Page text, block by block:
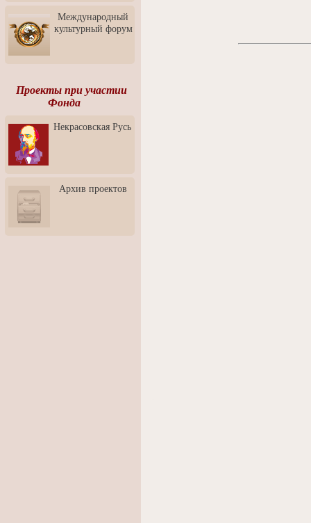
Пресс-конференция к
открытию выставки Зураба
Церетели
Фестиваль уличной
Отчётный концерт детского
театра танца "Задоринка"
Профессионалов - Эпизод
3: Обусловленности
человека и их влияние на
карьеру
скульптором Дмитрием
Тугариновым
АртБульвар в День города
Международный
культурный форум
Проекты при участии
Фонда
Некрасовская Русь
Архив проектов